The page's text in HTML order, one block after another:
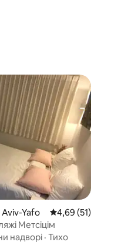
11
Aviv-Yafo Середня оцінка: 4,69
4,69 (51)
Метсіцім
надворі · Тихо